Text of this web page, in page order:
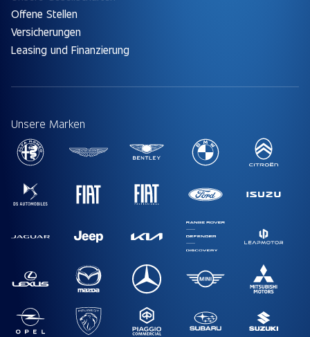
Offene Stellen
Versicherungen
Leasing und Finanzierung
Unsere Marken